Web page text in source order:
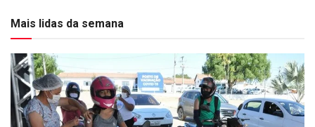
Mais lidas da semana